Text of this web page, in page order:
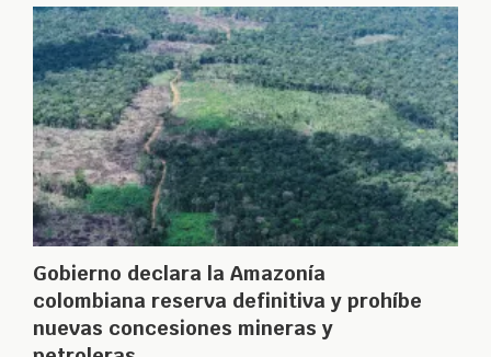
Gobierno declara la Amazonía
colombiana reserva definitiva y prohíbe
nuevas concesiones mineras y